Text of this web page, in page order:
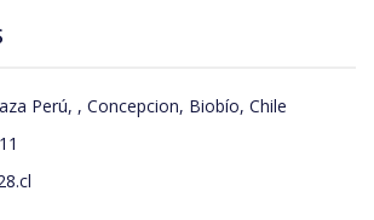
Perú, , Concepcion, Biobío, Chile